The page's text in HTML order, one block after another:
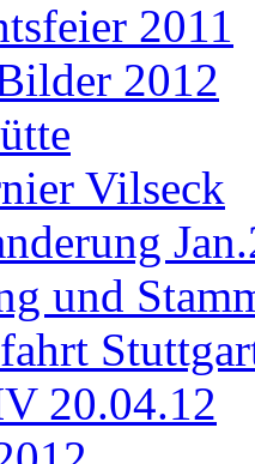
2011
2012
Vilseck
und
20.04.12